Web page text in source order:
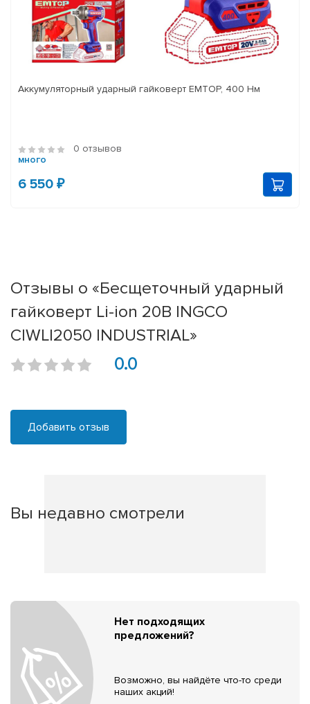
Аккумуляторный ударный гайковерт EMTOP, 400 Нм
0 отзывов
много
6 550 ₽
Отзывы о «Бесщеточный ударный
гайковерт Li-ion 20B INGCO
CIWLI2050 INDUSTRIAL»
0.0
Добавить отзыв
Вы недавно смотрели
Нет подходящих
предложений?
Возможно, вы найдёте что-то среди
наших акций!